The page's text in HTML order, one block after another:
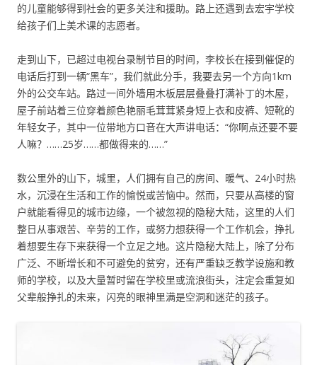
的儿童能够得到社会的更多关注和援助。路上还遇到去宏宇学校
给孩子们上美术课的志愿者。
走到山下，已超过电视台录制节目的时间，李校长在接到催促的
电话后打到一辆“黑车”，我们就此分手，我要去另一个方向1km
外的公交车站。路过一间外墙用木板层层叠叠打满补丁的木屋，
屋子前站着三位穿着颜色艳丽毛茸茸紧身短上衣和皮裤、短靴的
年轻女子，其中一位带地方口音在大声讲电话：“你啊点还要不要
人嘛？……25岁……都做得来的……”
数公里外的山下，城里，人们拥有自己的房间、暖气、24小时热
水，沉浸在生活和工作的愉悦或苦恼中。然而，只要从高楼的窗
户就能看得见的城市边缘，一个被忽视的隐秘大陆，这里的人们
整日从事艰苦、辛劳的工作，或努力想获得一个工作机会，挣扎
着想要生存下来获得一个立足之地。这片隐秘大陆上，除了分布
广泛、不断增长和不可避免的贫穷，还有严重缺乏教学设施和教
师的学校，以及大量暂时留在学校里或流浪街头，注定会重复如
父辈般挣扎的未来，闪亮的眼神里满是空洞和迷茫的孩子。